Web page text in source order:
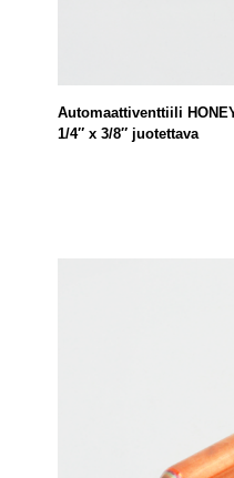
Automaattiventtiili
1/4″ x 3/8″ juotettava